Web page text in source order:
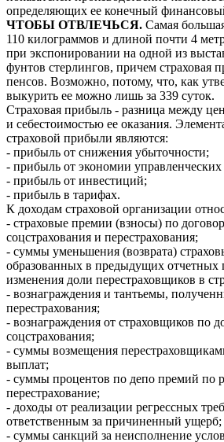
определяющих ее конечный финансовый
ЧТОБЫ ОТВЛЕЧЬСЯ. Самая
110 килограммов и длиной почти 4
при экспонировании на одной из
фунтов стерлингов, причем страховая
пенсов. Возможно, потому, что, как
выкурить ее можно лишь за 339 суток.
Страховая прибыль - разница между
и себестоимостью ее оказания.
страховой прибыли являются:
- прибыль от снижения убыточности;
- прибыль от экономии управленческих
- прибыль от инвестиций;
- прибыль в тарифах.
К доходам страховой организации
- страховые премии (взносы) по
соцстрахования и перестрахования;
- суммы уменьшения (возврата)
образованных в предыдущих отчетных
изменения доли перестраховщиков в
- вознаграждения и тантьемы,
перестрахования;
- вознаграждения от страховщиков по
соцстрахования;
- суммы возмещения
выплат;
- суммы процентов по депо премий по
перестрахование;
- доходы от реализации регрессных
ответственным за причиненный ущерб;
- суммы санкций за неисполнение